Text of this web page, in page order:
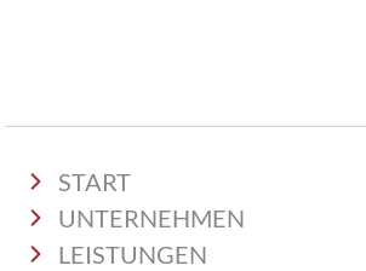
START
UNTERNEHMEN
LEISTUNGEN